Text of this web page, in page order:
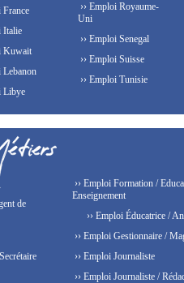
France
Italie
Kuwait
Lebanon
Libye
›› Emploi Royaume-
Uni
›› Emploi Senegal
›› Emploi Suisse
›› Emploi Tunisie
de
›› Emploi Formation /
Enseignement
›› Emploi Éducatrice /
›› Emploi Gestionnaire /
›› Emploi Journaliste
›› Emploi Journaliste /